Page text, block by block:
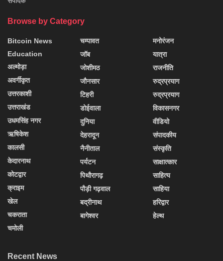
Browse by Category
Bitcoin News
Education
अल्मोड़ा
अवर्गीकृत
उत्तरकाशी
उत्तराखंड
उधमसिंह नगर
ऋषिकेश
कालसी
केदारनाथ
कोटद्वार
क्राइम
खेल
चकराता
चमोली
चम्पावत
जॉब
जोशीमठ
जौनसार
टिहरी
डोईवाला
दुनिया
देहरादून
नैनीताल
पर्यटन
पिथौरागढ़
पौड़ी गढ़वाल
बद्रीनाथ
बागेश्वर
मनोरंजन
यात्रा
राजनीति
रुद्रप्रयाग
रुद्रप्रयाग
विकासनगर
वीडियो
संपादकीय
संस्कृति
साक्षात्कार
साहित्य
साहिया
हरिद्वार
हेल्थ
Recent News